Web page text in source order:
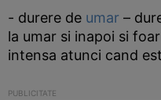
- durere de umar –
la umar si inapoi si
intensa atunci cand